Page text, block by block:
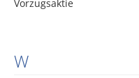
Vorzugsaktie
W